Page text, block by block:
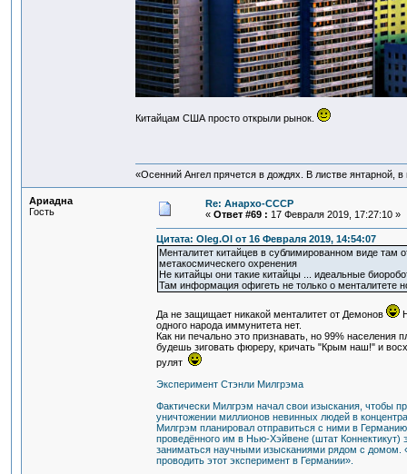
Китайцам США просто открыли рынок.
«Осенний Ангел прячется в дождях. В листве янтарной,
Ариадна
Гость
Re: Анархо-СССР
« Ответ #69 : 17 Февраля 2019, 17:27:10 »
Цитата: Oleg.Ol от 16 Февраля 2019, 14:54:07
Менталитет китайцев в сублимированном виде
метакосмическего охренения
Не китайцы они такие китайцы ... идеальные
Там информация офигеть не только о менталитете
Да не защищает никакой менталитет от Демонов
одного народа иммунитета нет.
Как ни печально это признавать, но 99%
будешь зиговать фюреру, кричать "Крым наш!" и
рулят
Эксперимент Стэнли Милгрэма
Фактически Милгрэм начал свои изыскания, чтобы
уничтожении миллионов невинных людей в
Милгрэм планировал отправиться с ними в
проведённого им в Нью-Хэйвене (штат Коннектикут)
заниматься научными изысканиями рядом с домом.
проводить этот эксперимент в Германии».